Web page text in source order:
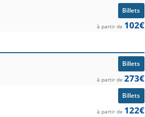
Billets
à partir de 102€
Billets
à partir de 273€
Billets
à partir de 122€